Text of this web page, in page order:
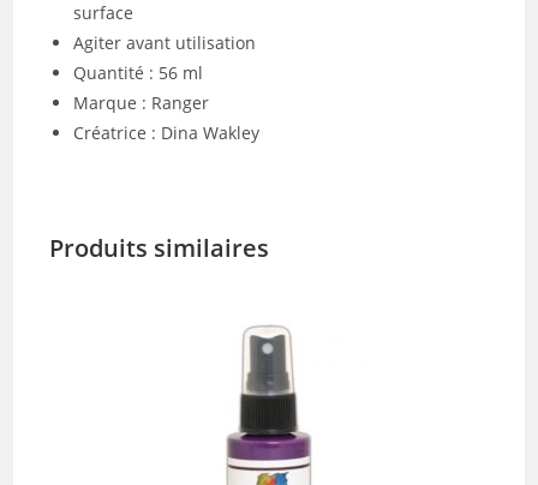
surface
Agiter avant utilisation
Quantité : 56 ml
Marque : Ranger
Créatrice : Dina Wakley
Produits similaires